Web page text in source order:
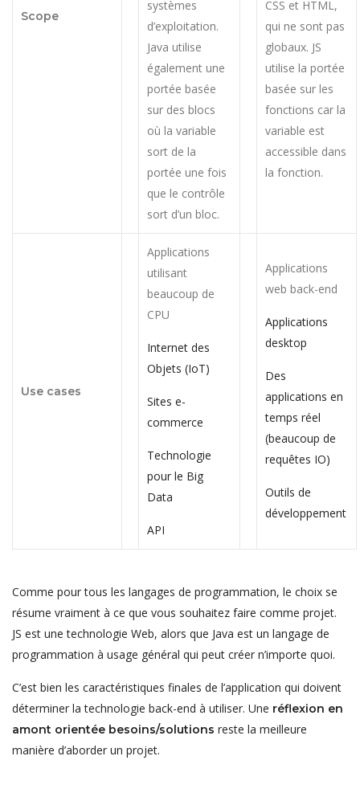
Scope
systèmes
d’exploitation.
Java utilise
également une
portée basée
sur des blocs
où la variable
sort de la
portée une fois
que le contrôle
sort d’un bloc.
CSS et HTML,
qui ne sont pas
globaux. JS
utilise la portée
basée sur les
fonctions car la
variable est
accessible dans
la fonction.
Use cases
Applications
utilisant
beaucoup de
CPU
Internet des
Objets (IoT)
Sites e-
commerce
Technologie
pour le Big
Data
API
Applications
web back-end
Applications
desktop
Des
applications en
temps réel
(beaucoup de
requêtes IO)
Outils de
développement
Comme pour tous les langages de programmation, le choix se
résume vraiment à ce que vous souhaitez faire comme projet.
JS est une technologie Web, alors que Java est un langage de
programmation à usage général qui peut créer n’importe quoi.
C’est bien les caractéristiques finales de l’application qui doivent
déterminer la technologie back-end à utiliser. Une réflexion en
amont orientée besoins/solutions reste la meilleure
manière d’aborder un projet.